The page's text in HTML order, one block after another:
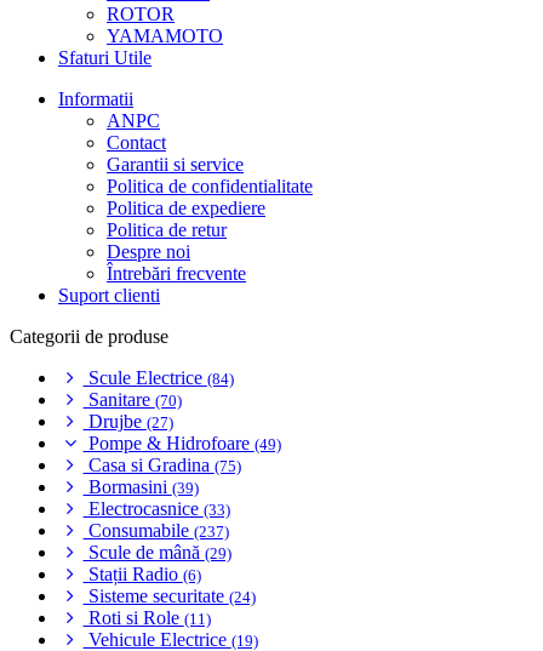
ROTOR
YAMAMOTO
Sfaturi Utile
Informatii
ANPC
Contact
Garantii si service
Politica de confidentialitate
Politica de expediere
Politica de retur
Despre noi
Întrebări frecvente
Suport clienti
Categorii de produse
Scule Electrice (84)
Sanitare (70)
Drujbe (27)
Pompe & Hidrofoare (49)
Casa si Gradina (75)
Bormasini (39)
Electrocasnice (33)
Consumabile (237)
Scule de mână (29)
Stații Radio (6)
Sisteme securitate (24)
Roti si Role (11)
Vehicule Electrice (19)